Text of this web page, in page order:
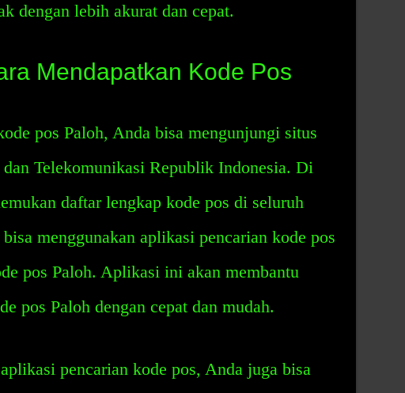
dengan lebih akurat dan cepat.
Mendapatkan Kode Pos
pos Paloh, Anda bisa mengunjungi situs
dan Telekomunikasi Republik Indonesia. Di
daftar lengkap kode pos di seluruh
menggunakan aplikasi pencarian kode pos
pos Paloh. Aplikasi ini akan membantu
pos Paloh dengan cepat dan mudah.
pencarian kode pos, Anda juga bisa